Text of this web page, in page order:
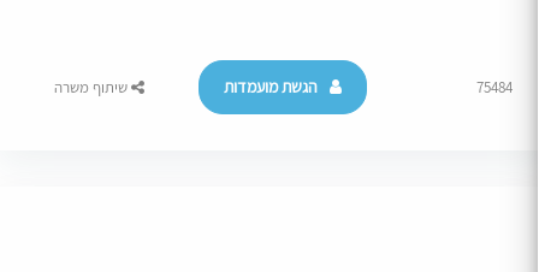
75484 הגשת מועמדות שיתוף משרה